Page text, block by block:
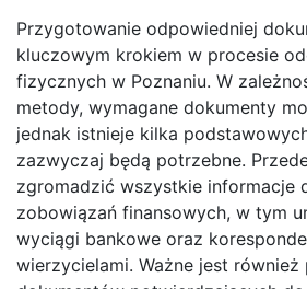
Przygotowanie odpowiedniej
kluczowym krokiem w procesie
fizycznych w Poznaniu. W
metody, wymagane dokumenty
jednak istnieje kilka
zazwyczaj będą potrzebne.
zgromadzić wszystkie informacje
zobowiązań finansowych, w tym
wyciągi bankowe oraz
wierzycielami. Ważne jest